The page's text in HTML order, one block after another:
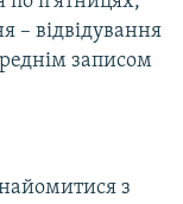
– відвідування
записом
з